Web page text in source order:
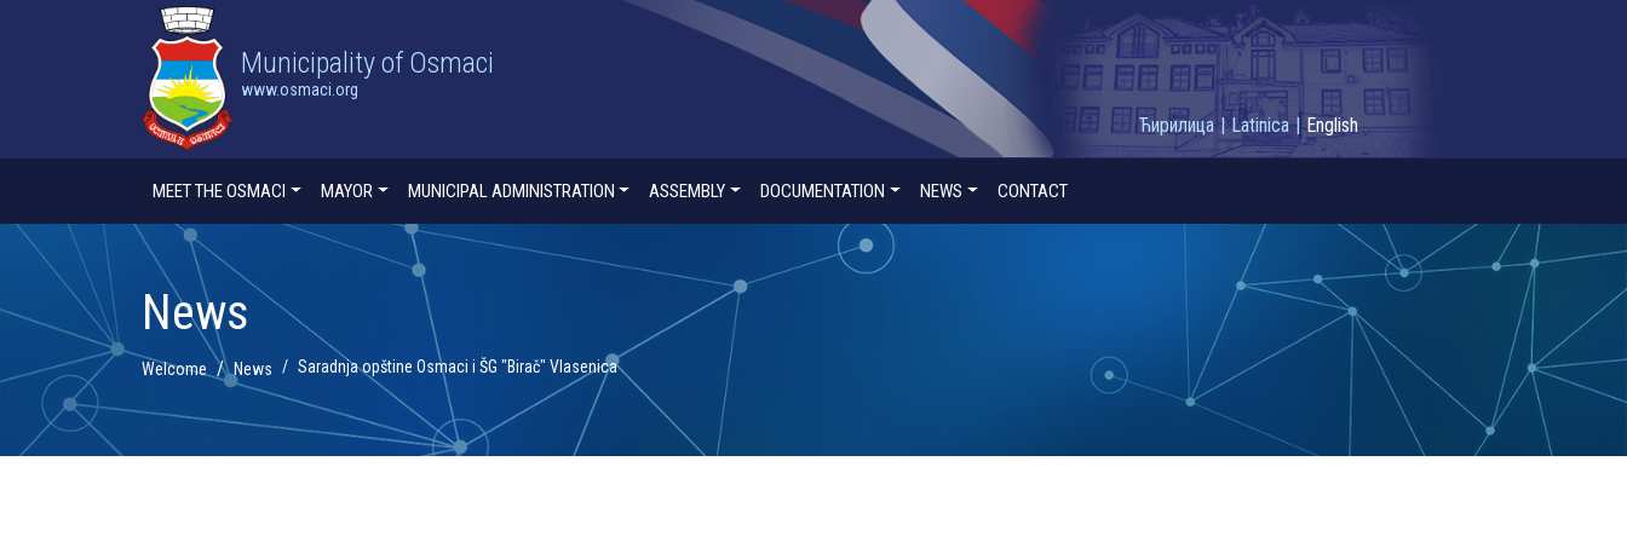
Municipality of Osmaci
www.osmaci.org
Ћирилица | Latinica | English
MEET THE OSMACI MAYOR MUNICIPAL ADMINISTRATION ASSEMBLY DOCUMENTATION NEWS CONTACT
News
Welcome News Saradnja opštine Osmaci i ŠG "Birač" Vlasenica